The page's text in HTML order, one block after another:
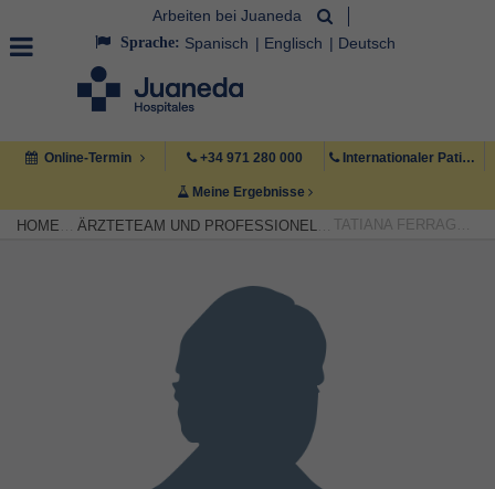
Arbeiten bei Juaneda
Sprache: Spanisch Englisch Deutsch
Online-Termin +34 971 280 000 Internationaler Patient +34 971 222 222
Meine Ergebnisse
HOME ÄRZTETEAM UND PROFESSIONELLE TATIANA FERRAGONIO